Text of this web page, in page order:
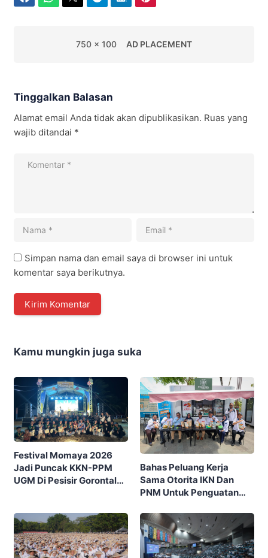
750 x 100 AD PLACEMENT
Tinggalkan Balasan
Alamat email Anda tidak akan dipublikasikan. Ruas yang
wajib ditandai *
Simpan nama dan email saya di browser ini untuk
komentar saya berikutnya.
Kamu mungkin juga suka
Festival Momaya 2026
Jadi Puncak KKN-PPM
UGM Di Pesisir Gorontalo,
Bahas Peluang Kerja
Sama Otorita IKN Dan
PNM Untuk Penguatan
Nusantara